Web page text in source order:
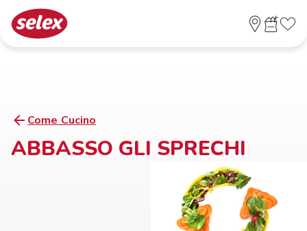
Come Cucino
ABBASSO GLI SPRECHI